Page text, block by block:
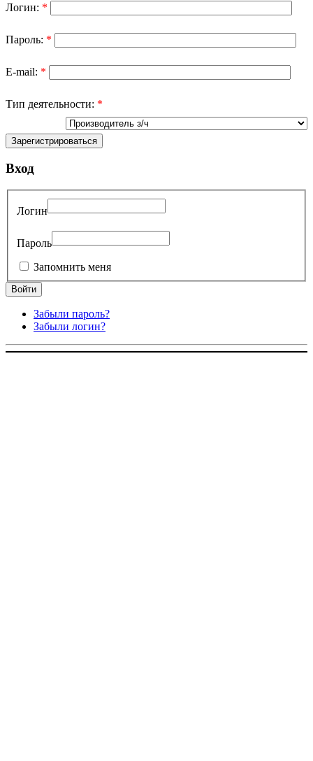
Логин: *
Пароль: *
E-mail: *
Тип деятельности: *
Вход
Логин
Пароль
Запомнить меня
Забыли пароль?
Забыли логин?